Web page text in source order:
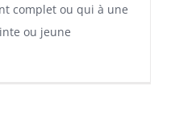
complet ou qui à une
ou jeune